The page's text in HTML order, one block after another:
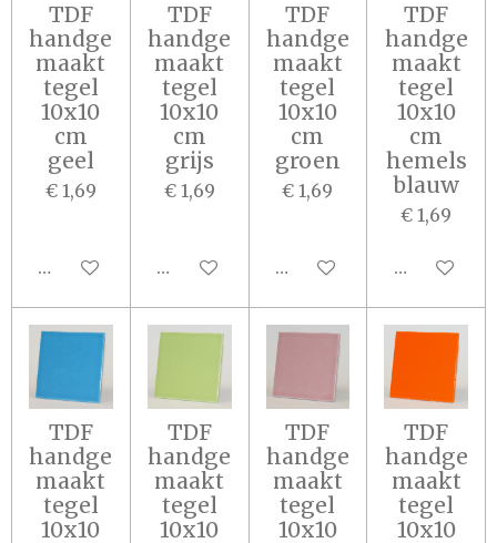
TDF
handge
maakt
tegel
10x10
cm
geel
€ 1,69
In winkelwagen
TDF
handge
maakt
tegel
10x10
cm
grijs
€ 1,69
In winkelwagen
TDF
handge
maakt
tegel
10x10
cm
groen
€ 1,69
In winkelwagen
TDF
handge
maakt
tegel
10x10
cm
hemels
blauw
€ 1,69
In
TDF
handge
maakt
tegel
10x10
TDF
handge
maakt
tegel
10x10
TDF
handge
maakt
tegel
10x10
TDF
handge
maakt
tegel
10x10